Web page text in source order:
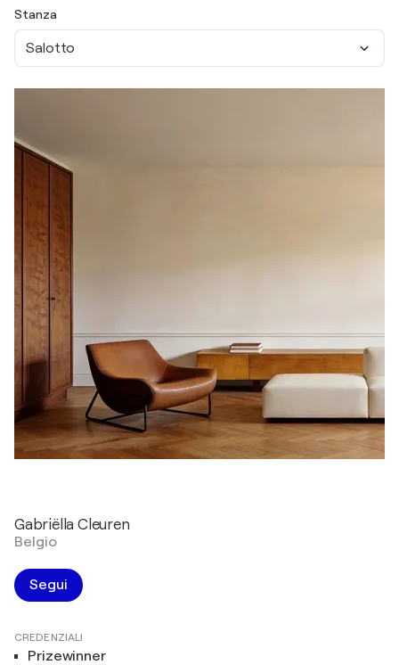
Stanza
Salotto
Gabriëlla Cleuren
Belgio
Segui
CREDENZIALI
Prizewinner